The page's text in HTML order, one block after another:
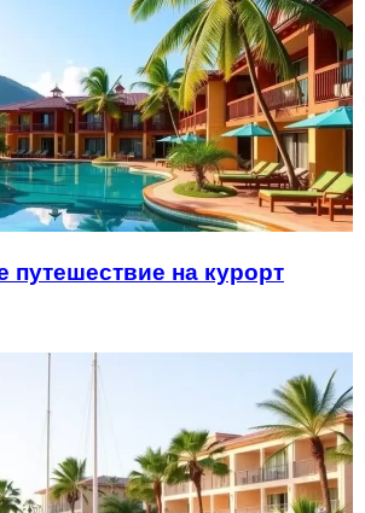
путешествие на курорт